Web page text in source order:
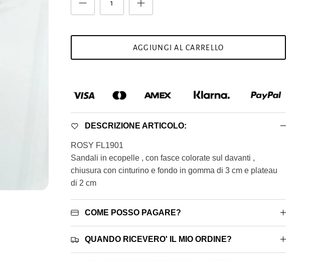
AGGIUNGI AL CARRELLO
DESCRIZIONE ARTICOLO:
ROSY FL1901
Sandali in ecopelle , con fasce colorate sul davanti ,
chiusura con cinturino e fondo in gomma di 3 cm e plateau
di 2 cm
COME POSSO PAGARE?
QUANDO RICEVERO' IL MIO ORDINE?